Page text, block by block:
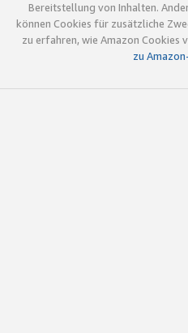
Bereitstellung von Inhalten.
können Cookies für zusätzliche
zu erfahren, wie Amazon Cookies
zu